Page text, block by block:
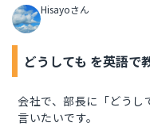
Hisayoさん
どうしても を英語で
会社で、部長に「どうし
言いたいです。